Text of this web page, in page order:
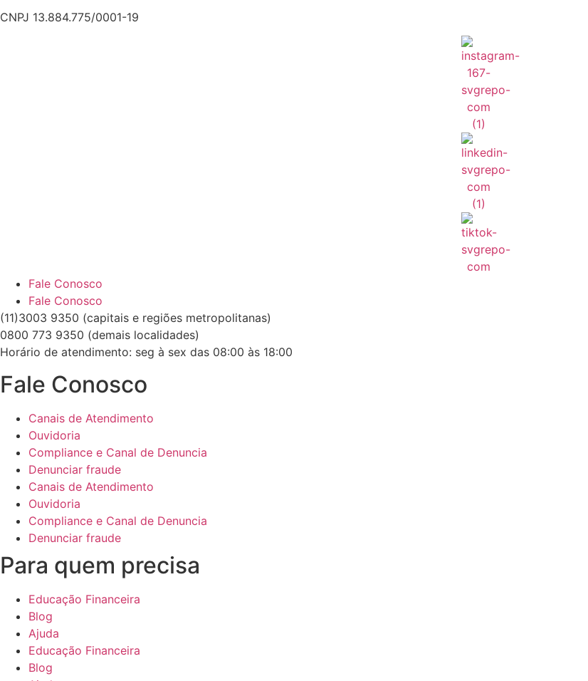
CNPJ 13.884.775/0001-19
Fale Conosco
Fale Conosco
(11)3003 9350 (capitais e regiões metropolitanas)
0800 773 9350 (demais localidades)
Horário de atendimento: seg à sex das 08:00 às 18:00
Fale Conosco
Canais de Atendimento
Ouvidoria
Compliance e Canal de Denuncia
Denunciar fraude
Canais de Atendimento
Ouvidoria
Compliance e Canal de Denuncia
Denunciar fraude
Para quem precisa
Educação Financeira
Blog
Ajuda
Educação Financeira
Blog